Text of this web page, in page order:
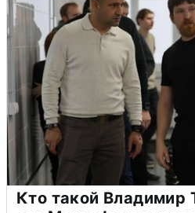
Кто такой Владимир